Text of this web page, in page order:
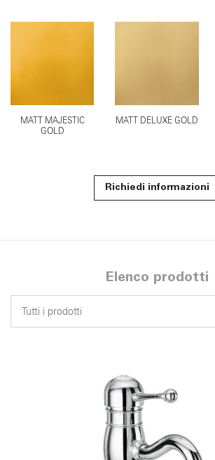
MATT MAJESTIC
GOLD
MATT DELUXE GOLD
Richiedi informazioni
Elenco prodotti